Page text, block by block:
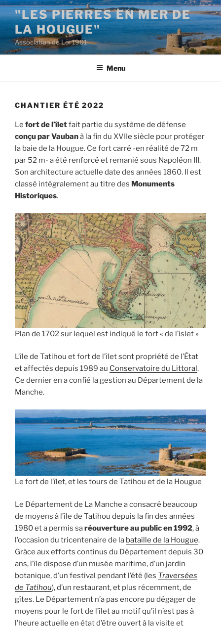
Aller
au
contenu
principal
"LES PIERRES EN MER DE
LA HOUGUE"
Association de Loi 1901
Menu
CHANTIER ÉTÉ 2022
Le fort de l’îletfait partie du système de défense
conçu par Vaubanà la fin du XVIIe siècle pour protéger
la baie de la Hougue. Ce fort carré -en réalité de 72 m
par 52 m- a été renforcé et remanié sous Napoléon III.
Son architecture actuelle date des années 1860. Il est
classé intégralement au titre des Monuments
Historiques.
Plan de 1702 sur lequel est indiqué le fort « de l’islet »
L’île de Tatihou et fort de l’îlet sont propriété de l’État
et affectés depuis 1989 au Conservatoire du Littoral.
Ce dernier en a confié la gestion au Département de la
Manche.
Le fort de l’îlet, et les tours de Tatihou et de la Hougue
Le Département de La Manche a consacré beaucoup
de moyens à l’île de Tatihou depuis la fin des années
1980 et a permis saréouverture au public en 1992, à
l’occasion du tricentenaire de la bataille de la Hougue.
Grâce aux efforts continus du Département depuis 30
ans, l’île dispose d’un musée maritime, d’un jardin
botanique, d’un festival pendant l’été (les Traversées
de Tatihou), d’un restaurant, et plus récemment, de
gîtes. Le Département n’a pas encore pu dégager de
moyens pour le fort de l’îlet au motif qu’il n’est pas à
l’heure actuelle en état d’être ouvert à la visite et